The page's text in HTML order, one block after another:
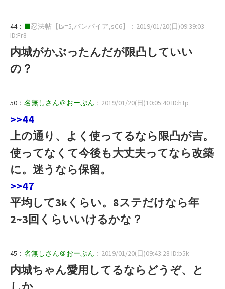
44： ■忍法帖【Lv=5,バンパイア,sC6】：2019/01/20(日)09:39:03
ID:Fr8
内城がかぶったんだが限凸していい
の？
50： 名無しさん＠おーぷん ：2019/01/20(日)10:05:40 ID:hTp
>>44
上の通り、よく使ってるなら限凸が吉。
使ってなくて今後も大丈夫ってなら改築
に。迷うなら保留。
>>47
平均して3kくらい。8ステだけなら年
2~3回くらいいけるかな？
45： 名無しさん＠おーぷん ：2019/01/20(日)09:43:28 ID:b5k
内城ちゃん愛用してるならどうぞ、と